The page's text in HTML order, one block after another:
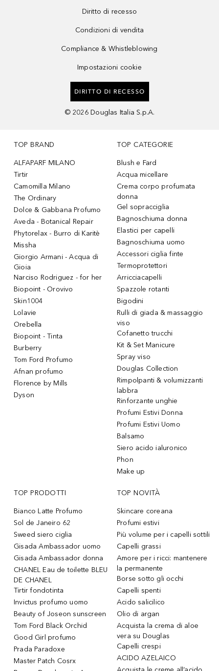
Diritto di recesso
Condizioni di vendita
Compliance & Whistleblowing
Impostazioni cookie
DIRITTO DI RECESSO
© 2026 Douglas Italia S.p.A.
TOP BRAND
ALFAPARF MILANO
Tirtir
Camomilla Milano
The Ordinary
Dolce & Gabbana Profumo
Aveda - Botanical Repair
Phytorelax - Burro di Karitè
Missha
Giorgio Armani - Acqua di
Gioia
Narciso Rodriguez - for her
Biopoint - Orovivo
Skin1004
Lolavie
Orebella
Biopoint - Tinta
Burberry
Tom Ford Profumo
Afnan profumo
Florence by Mills
Dyson
TOP CATEGORIE
Blush e Fard
Acqua micellare
Crema corpo profumata
donna
Gel sopracciglia
Bagnoschiuma donna
Elastici per capelli
Bagnoschiuma uomo
Accessori ciglia finte
Termoprotettori
Arricciacapelli
Spazzole rotanti
Bigodini
Rulli di giada & massaggio
viso
Cofanetto trucchi
Kit & Set Manicure
Spray viso
Douglas Collection
Rimpolpanti & volumizzanti
labbra
Rinforzante unghie
Profumi Estivi Donna
Profumi Estivi Uomo
Balsamo
Siero acido ialuronico
Phon
Make up
TOP PRODOTTI
Bianco Latte Profumo
Sol de Janeiro 62
Sweed siero ciglia
Gisada Ambassador uomo
Gisada Ambassador donna
CHANEL Eau de toilette BLEU
DE CHANEL
Tirtir fondotinta
Invictus profumo uomo
Beauty of Joseon sunscreen
Tom Ford Black Orchid
Good Girl profumo
Prada Paradoxe
Master Patch Cosrx
TOP NOVITÀ
Skincare coreana
Profumi estivi
Più volume per i capelli sottili
Capelli grassi
Amore per i ricci: mantenere
la permanente
Borse sotto gli occhi
Capelli spenti
Acido salicilico
Olio di argan
Acquista la crema di aloe
vera su Douglas
Capelli crespi
ACIDO AZELAICO